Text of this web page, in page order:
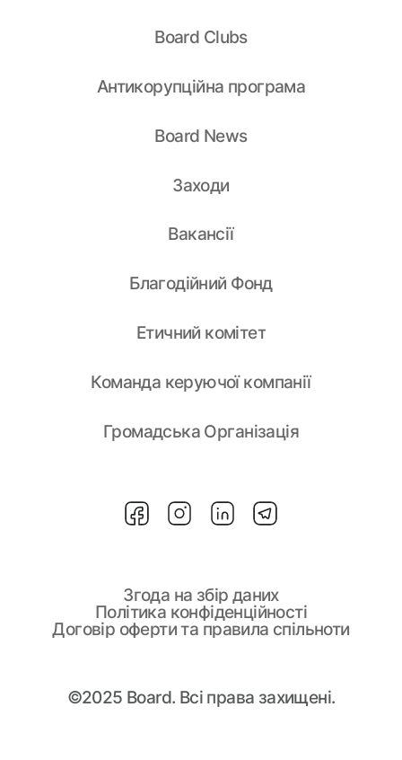
Board Clubs
Антикорупційна програма
Board News
Заходи
Вакансії
Благодійний Фонд
Етичний комітет
Команда керуючої компанії
Громадська Організація
©2025 Board. Всі права захищені.
Згода на збір даних
Політика конфіденційності
Договір оферти та правила спільноти